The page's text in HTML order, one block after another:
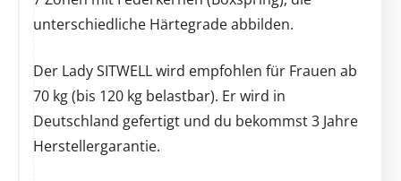
unterschiedliche Härtegrade abbilden.
Der Lady SITWELL wird empfohlen für Frauen ab
70 kg (bis 120 kg belastbar). Er wird in
Deutschland gefertigt und du bekommst 3 Jahre
Herstellergarantie.